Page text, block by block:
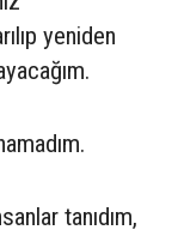
yeniden
tanıdım,